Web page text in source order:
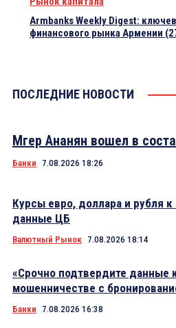
Armbanks Weekly Digest:
финансового рынка Армении
ПОСЛЕДНИЕ НОВОСТИ
Мгер Ананян вошел в
Банки 7.08.2026 18:26
Курсы евро, доллара и рубля
данные ЦБ
Валютный Рынок 7.08.2026 18:14
«Срочно подтвердите данные
мошенничестве с
Банки 7.08.2026 16:38